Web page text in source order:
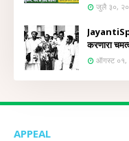
जुलै ३०,
करणारा
ऑगस्ट ०१,
APPEAL